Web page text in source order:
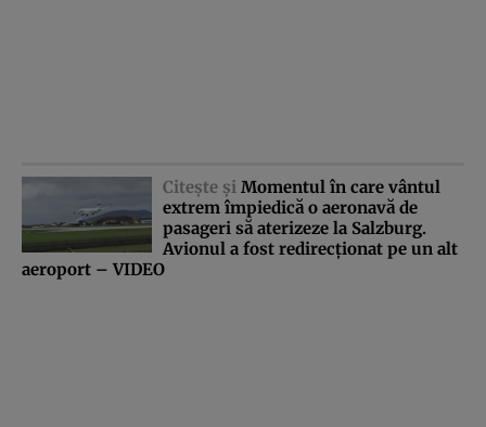
Citeşte şi Momentul în care vântul
extrem împiedică o aeronavă de
pasageri să aterizeze la Salzburg.
Avionul a fost redirecţionat pe un alt
aeroport – VIDEO